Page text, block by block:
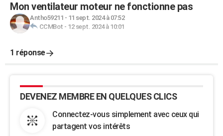
Mon ventilateur moteur ne fonctionne pas
Antho59211 - 11 sept. 2024 à 07:52
CCMBot - 12 sept. 2024 à 10:01
1 réponse
DEVENEZ MEMBRE EN QUELQUES CLICS
Connectez-vous simplement avec ceux qui
partagent vos intérêts